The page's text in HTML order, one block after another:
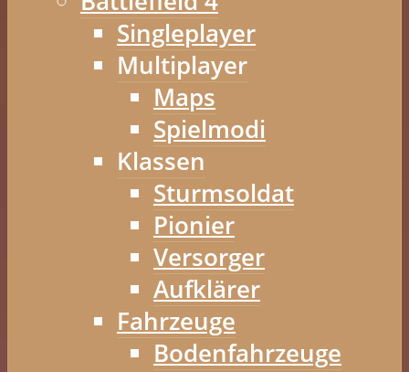
Singleplayer
Multiplayer
Maps
Spielmodi
Klassen
Sturmsoldat
Pionier
Versorger
Aufklärer
Fahrzeuge
Bodenfahrzeuge